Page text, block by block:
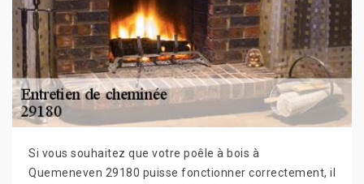
Si vous souhaitez que votre poêle à bois à
Quemeneven 29180 puisse fonctionner correctement, il